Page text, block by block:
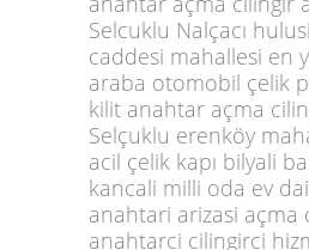
Selcuklu Nalçacı
caddesi mahallesi en
araba otomobil çelik
kilit anahtar açma
Selçuklu erenköy
acil çelik kapı bilyali
kancali milli oda ev
anahtari arizasi açma
anahtarci cilingirci